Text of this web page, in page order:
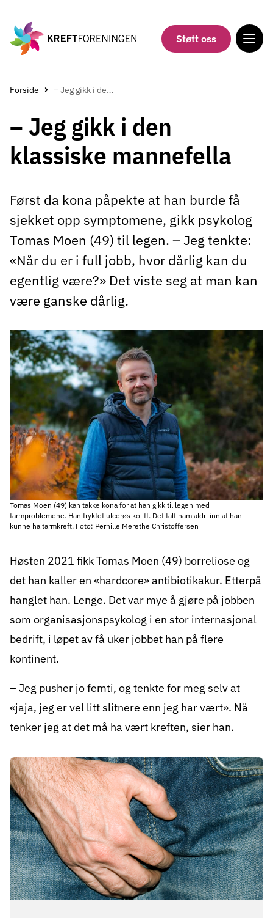
hovedinnholdet
Støtt oss
Forside – Jeg gikk i den klassiske mannefella
– Jeg gikk i den
klassiske mannefella
Først da kona påpekte at han burde få
sjekket opp symptomene, gikk psykolog
Tomas Moen (49) til legen. – Jeg tenkte:
«Når du er i full jobb, hvor dårlig kan du
egentlig være?» Det viste seg at man kan
være ganske dårlig.
Tomas Moen (49) kan takke kona for at han gikk til legen med
tarmproblemene. Han fryktet ulcerøs kolitt. Det falt ham aldri inn at han
kunne ha tarmkreft. Foto: Pernille Merethe Christoffersen
Høsten 2021 fikk Tomas Moen (49) borreliose og
det han kaller en «hardcore» antibiotikakur. Etterpå
hanglet han. Lenge. Det var mye å gjøre på jobben
som organisasjonspsykolog i en stor internasjonal
bedrift, i løpet av få uker jobbet han på flere
kontinent.
– Jeg pusher jo femti, og tenkte for meg selv at
«jaja, jeg er vel litt slitnere enn jeg har vært». Nå
tenker jeg at det må ha vært kreften, sier han.